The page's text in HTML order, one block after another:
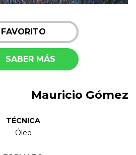
FAVORITO
SABER MÁS
Mauricio Gómez
TÉCNICA
Óleo